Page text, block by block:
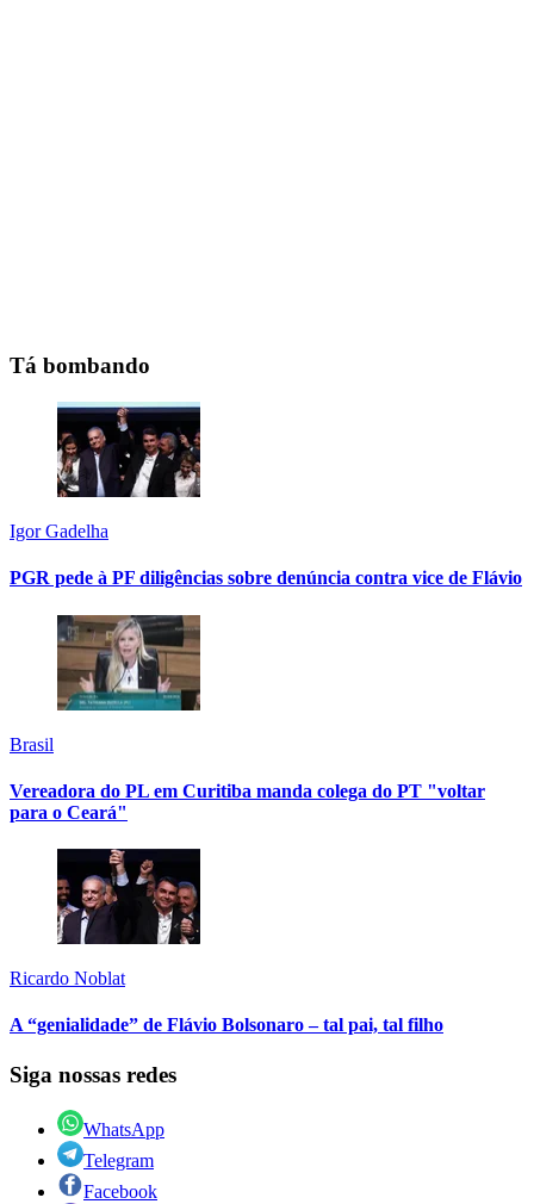
Tá bombando
Igor Gadelha
PGR pede à PF diligências sobre denúncia contra vice de Flávio
Brasil
Vereadora do PL em Curitiba manda colega do PT "voltar
para o Ceará"
Ricardo Noblat
A “genialidade” de Flávio Bolsonaro – tal pai, tal filho
Siga nossas redes
WhatsApp
Telegram
Facebook